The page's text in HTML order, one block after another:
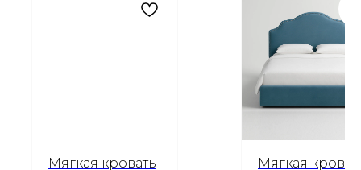
Мягкая кровать Мягкая